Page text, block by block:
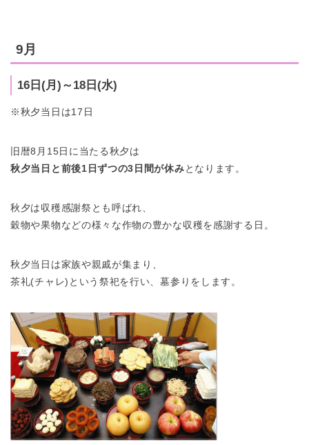
9月
16日(月)～18日(水)
※秋夕当日は17日
旧暦8月15日に当たる秋夕は
秋夕当日と前後1日ずつの3日間が休みとなります。
秋夕は収穫感謝祭とも呼ばれ、
穀物や果物などの様々な作物の豊かな収穫を感謝する日。
秋夕当日は家族や親戚が集まり、
茶礼(チャレ)という祭祀を行い、墓参りをします。